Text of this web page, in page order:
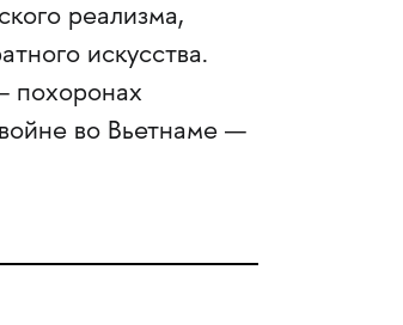
реализма,
искусства.
похоронах
во Вьетнаме —